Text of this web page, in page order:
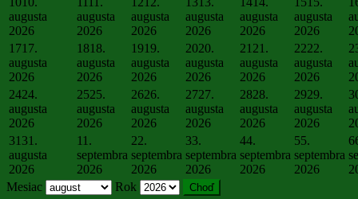
augusta
2026
augusta
2026
augusta
2026
augusta
2026
augusta
2026
augusta
2026
1717.
augusta
2026
1818.
augusta
2026
1919.
augusta
2026
2020.
augusta
2026
21 21.
augusta
2026
2222.
augusta
2026
2424.
augusta
2026
2525.
augusta
2026
2626.
augusta
2026
2727.
augusta
2026
2828.
augusta
2026
2929.
augusta
2026
31 31.
augusta
2026
1 1.
septembra
2026
22.
septembra
2026
33.
septembra
2026
44.
septembra
2026
55.
septembra
2026
6
Mesiac
Rok